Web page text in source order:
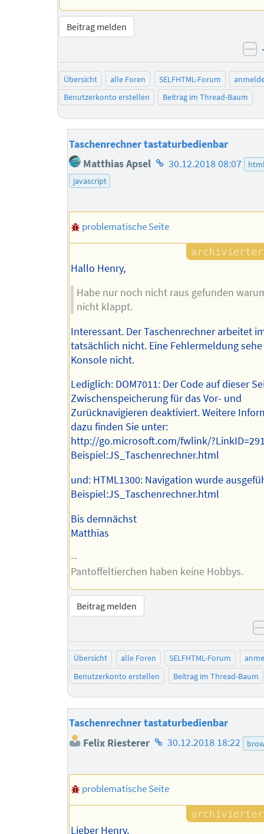
Beitrag melden
Übersicht alle Foren SELFHTML-Forum
Benutzerkonto erstellen
Beitrag im Thread-Baum
Taschenrechner tastaturbedienbar
Matthias Apsel Homepage
30.12.2018 08:07
javascript
problematische Seite
Hallo Henry,
Habe nur noch nicht raus gefunden
nicht klappt.
Interessant. Der Taschenrechner arbeitet
tatsächlich nicht. Eine Fehlermeldung
Konsole nicht.
Lediglich: DOM7011: Der Code auf dieser
Zwischenspeicherung für das Vor- und
Zurücknavigieren deaktiviert. Weitere
dazu finden Sie unter:
http://go.microsoft.com/fwlink/
Beispiel:JS_Taschenrechner.html
und: HTML1300: Navigation wurde
Beispiel:JS_Taschenrechner.html
Bis demnächst
Matthias
--
Pantoffeltierchen haben keine Hobbys.
Beitrag melden
Übersicht alle Foren SELFHTML-Forum
Benutzerkonto erstellen
Beitrag im Thread-Baum
Taschenrechner tastaturbedienbar
Felix Riesterer Homepage
Autors
30.12.2018 18:22
problematische Seite
Lieber Henry,